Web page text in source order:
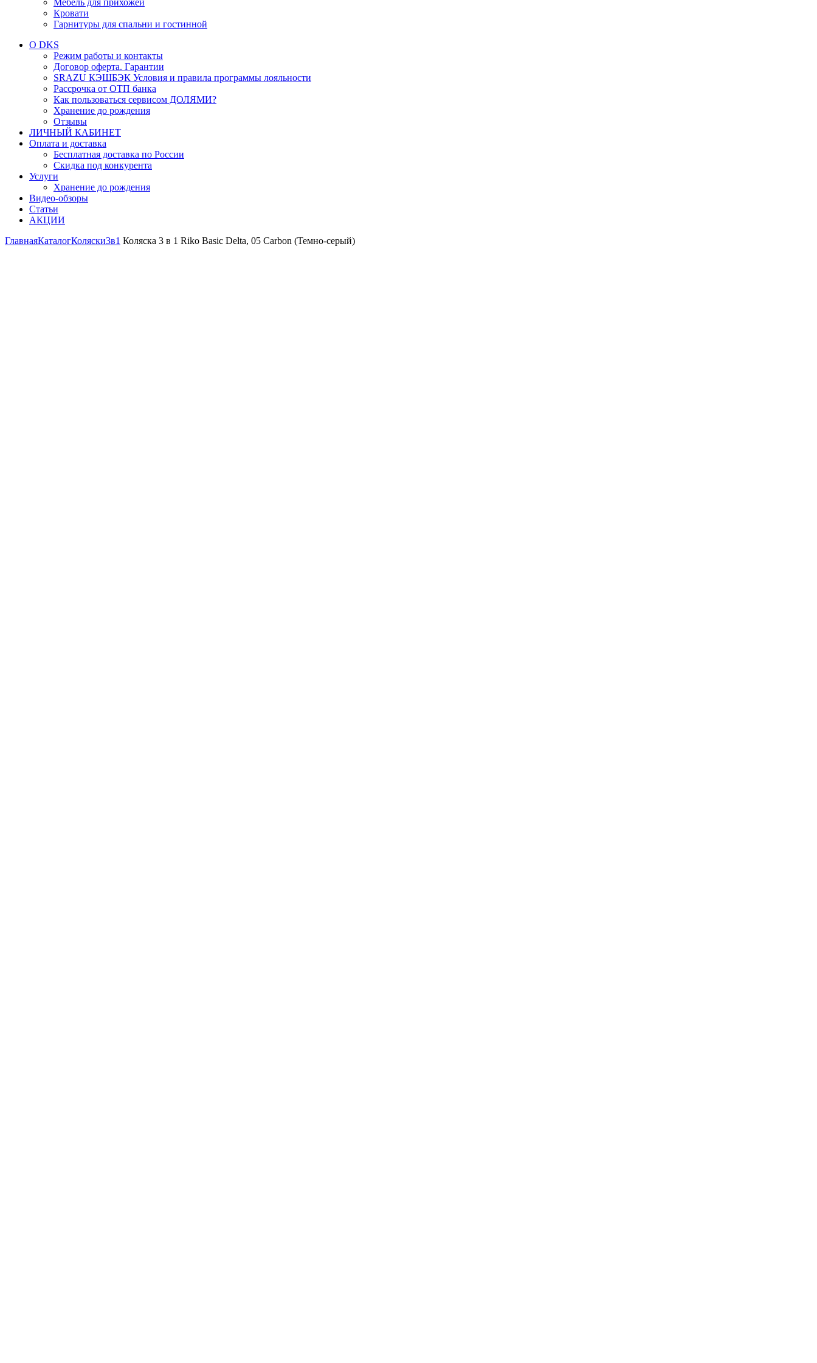
Мебель для прихожей
Кровати
Гарнитуры для спальни и гостинной
О DKS
Режим работы и контакты
Договор оферта. Гарантии
SRAZU КЭШБЭК Условия и правила программы лояльности
Рассрочка от ОТП банка
Как пользоваться сервисом ДОЛЯМИ?
Хранение до рождения
Отзывы
ЛИЧНЫЙ КАБИНЕТ
Оплата и доставка
Бесплатная доставка по России
Скидка под конкурента
Услуги
Хранение до рождения
Видео-обзоры
Статьи
АКЦИИ
ГлавнаяКаталогКоляски3в1 Коляска 3 в 1 Riko Basic Delta, 05 Carbon (Темно-серый)